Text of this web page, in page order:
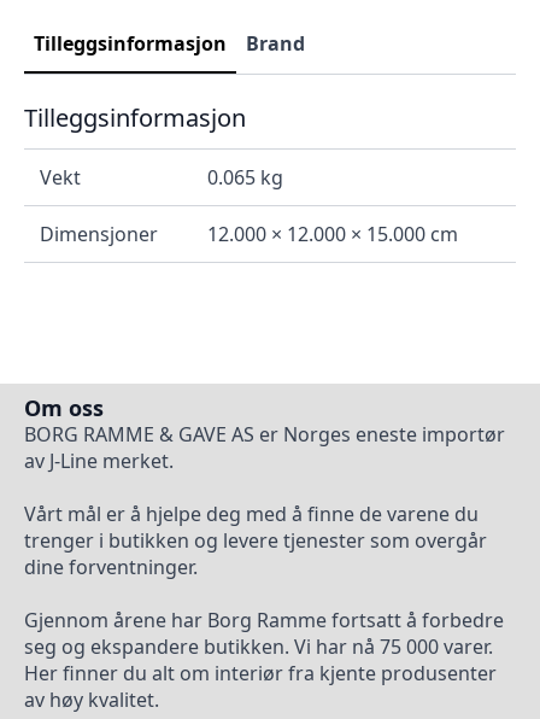
Tilleggsinformasjon Brand
Tilleggsinformasjon
Vekt 0.065 kg
Dimensjoner 12.000 × 12.000 × 15.000 cm
Om oss
BORG RAMME & GAVE AS er Norges eneste importør
av J-Line merket.
Vårt mål er å hjelpe deg med å finne de varene du
trenger i butikken og levere tjenester som overgår
dine forventninger.
Gjennom årene har Borg Ramme fortsatt å forbedre
seg og ekspandere butikken. Vi har nå 75 000 varer.
Her finner du alt om interiør fra kjente produsenter
av høy kvalitet.